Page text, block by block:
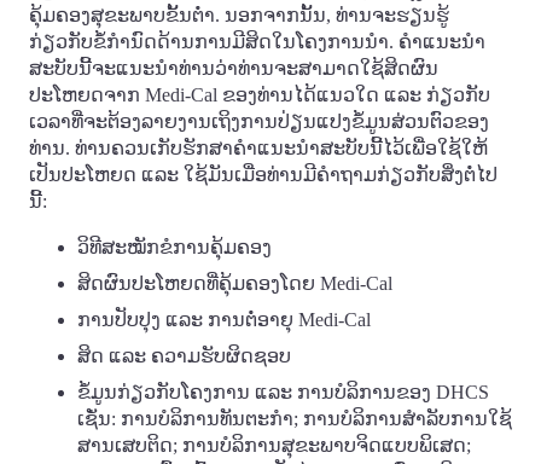
ຄຸ້ມຄອງສຸຂະພາບຂັ້ນຕໍ່າ. ນອກຈາກນັ້ນ, ທ່ານຈະຮຽນຮູ້
ກ່ຽວກັບຂໍ້ກໍານົດດ້ານການມີສິດໃນໂຄງການນໍາ. ຄໍາແນະນໍາ
ສະບັບນີ້ຈະແນະນໍາທ່ານວ່າທ່ານຈະສາມາດໃຊ້ສິດຜົນ
ປະໂຫຍດຈາກ Medi-Cal ຂອງທ່ານໄດ້ແນວໃດ ແລະ ກ່ຽວກັບ
ເວລາທີ່ຈະຕ້ອງລາຍງານເຖິງການປ່ຽນແປງຂໍ້ມູນສ່ວນຕົວຂອງ
ທ່ານ. ທ່ານຄວນເກັບຮັກສາຄໍາແນະນໍາສະບັບນີ້ໄວ້ເພື່ອໃຊ້ໃຫ້
ເປັນປະໂຫຍດ ແລະ ໃຊ້ມັນເມື່ອທ່ານມີຄໍາຖາມກ່ຽວກັບສິ່ງຕໍ່ໄປ
ນີ້:
ວິທີສະໝັກຂໍການຄຸ້ມຄອງ
ສິດຜົນປະໂຫຍດທີ່ຄຸ້ມຄອງໂດຍ Medi-Cal
ການປັບປຸງ ແລະ ການຕໍ່ອາຍຸ Medi-Cal
ສິດ ແລະ ຄວາມຮັບຜິດຊອບ
ຂໍ້ມູນກ່ຽວກັບໂຄງການ ແລະ ການບໍລິການຂອງ DHCS
ເຊັ່ນ: ການບໍລິການທັນຕະກໍາ; ການບໍລິການສໍາລັບການໃຊ້
ສານເສບຕິດ; ການບໍລິການສຸຂະພາບຈິດແບບພິເສດ;